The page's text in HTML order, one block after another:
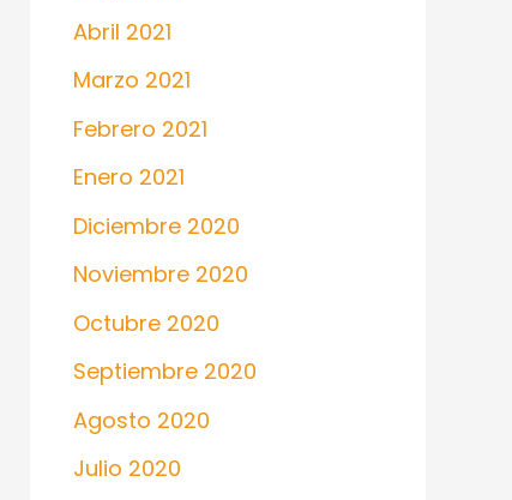
Abril 2021
Marzo 2021
Febrero 2021
Enero 2021
Diciembre 2020
Noviembre 2020
Octubre 2020
Septiembre 2020
Agosto 2020
Julio 2020